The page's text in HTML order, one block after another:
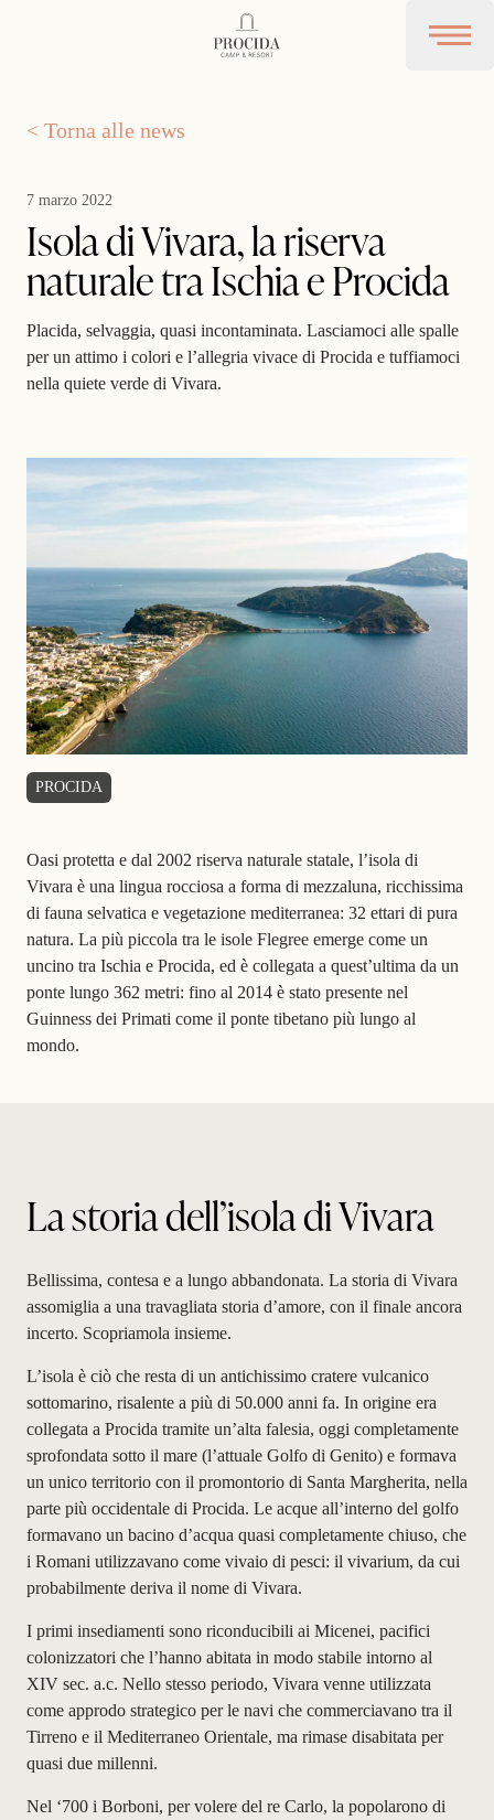
Open
< Torna alle news
7 marzo 2022
Isola di Vivara, la riserva
naturale tra Ischia e Procida
Placida, selvaggia, quasi incontaminata. Lasciamoci alle spalle
per un attimo i colori e l’allegria vivace di Procida e tuffiamoci
nella quiete verde di Vivara.
PROCIDA
Oasi protetta e dal 2002 riserva naturale statale, l’isola di
Vivara è una lingua rocciosa a forma di mezzaluna, ricchissima
di fauna selvatica e vegetazione mediterranea: 32 ettari di pura
natura. La più piccola tra le isole Flegree emerge come un
uncino tra Ischia e Procida, ed è collegata a quest’ultima da un
ponte lungo 362 metri: fino al 2014 è stato presente nel
Guinness dei Primati come il ponte tibetano più lungo al
mondo.
La storia dell’isola di Vivara
Bellissima, contesa e a lungo abbandonata. La storia di Vivara
assomiglia a una travagliata storia d’amore, con il finale ancora
incerto. Scopriamola insieme.
L’isola è ciò che resta di un antichissimo cratere vulcanico
sottomarino, risalente a più di 50.000 anni fa. In origine era
collegata a Procida tramite un’alta falesia, oggi completamente
sprofondata sotto il mare (l’attuale Golfo di Genito) e formava
un unico territorio con il promontorio di Santa Margherita, nella
parte più occidentale di Procida. Le acque all’interno del golfo
formavano un bacino d’acqua quasi completamente chiuso, che
i Romani utilizzavano come vivaio di pesci: il vivarium, da cui
probabilmente deriva il nome di Vivara.
I primi insediamenti sono riconducibili ai Micenei, pacifici
colonizzatori che l’hanno abitata in modo stabile intorno al
XIV sec. a.c. Nello stesso periodo, Vivara venne utilizzata
come approdo strategico per le navi che commerciavano tra il
Tirreno e il Mediterraneo Orientale, ma rimase disabitata per
quasi due millenni.
Nel ‘700 i Borboni, per volere del re Carlo, la popolarono di